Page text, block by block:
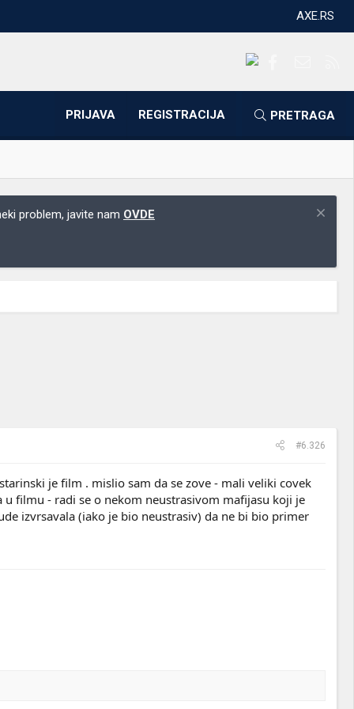
AXE.RS
PRIJAVA REGISTRACIJA PRETRAGA
problem, javite nam OVDE
#6.326
je film . mislio sam da se zove - mali veliki covek
filmu - radi se o nekom neustrasivom mafijasu koji je
izvrsavala (iako je bio neustrasiv) da ne bi bio primer